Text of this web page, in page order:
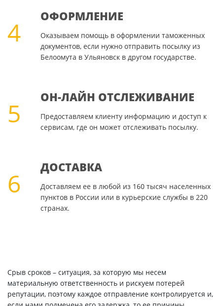
4
ОФОРМЛЕНИЕ
Оказываем помощь в оформлении таможенных
документов, если нужно отправить посылку из
Белоомута в Ульяновск в другом государстве.
5
ОН-ЛАЙН ОТСЛЕЖИВАНИЕ
Предоставляем клиенту информацию и доступ к
сервисам, где он может отслеживать посылку.
6
ДОСТАВКА
Доставляем ее в любой из 160 тысяч населенных
пунктов в России или в курьерские службы в 220
странах.
Срыв сроков – ситуация, за которую мы несем
материальную ответственность и рискуем потерей
репутации, поэтому каждое отправление контролируется и,